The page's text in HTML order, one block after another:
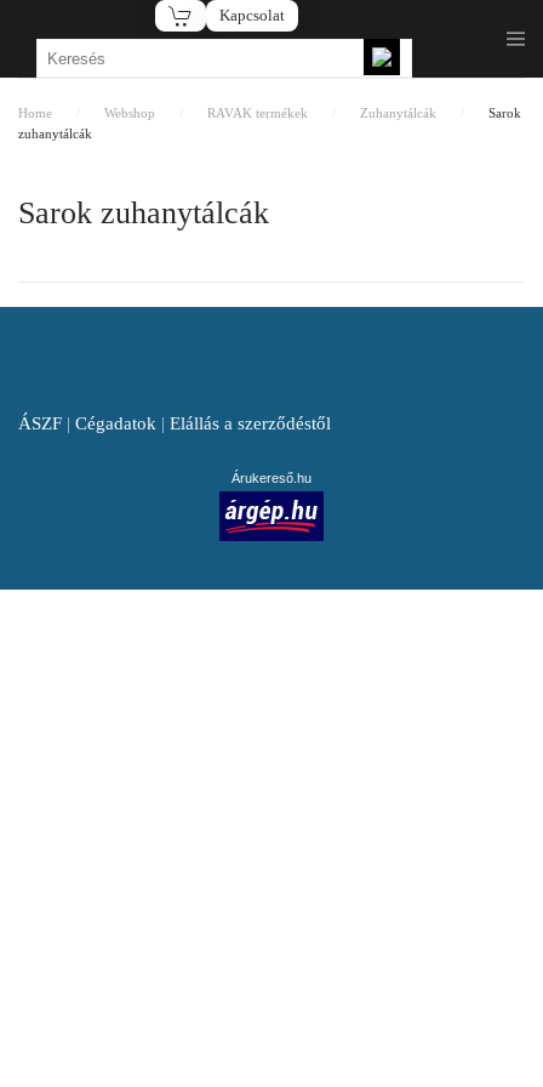
Fő tartalom átugrása
Kapcsolat
Home Webshop RAVAK termékek Zuhanytálcák
Sarok
zuhanytálcák
Sarok zuhanytálcák
ÁSZF | Cégadatok | Elállás a szerződéstől
Árukereső.hu